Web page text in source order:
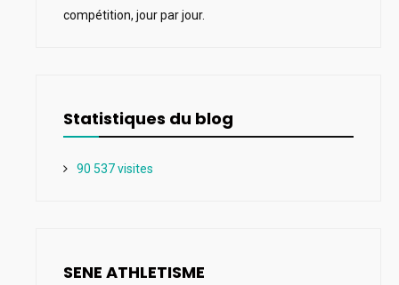
compétition, jour par jour.
Statistiques du blog
90 537 visites
SENE ATHLETISME